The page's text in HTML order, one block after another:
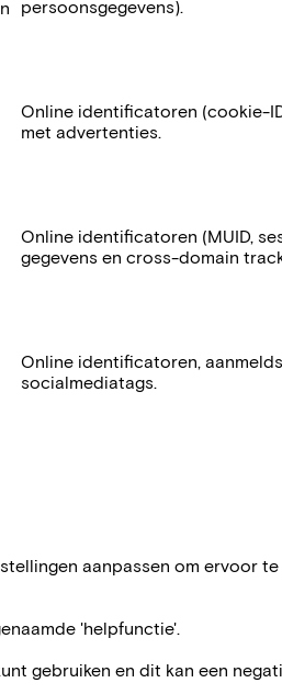
persoonsgegevens).
Online identificatoren (cookie-
met advertenties.
Online identificatoren (MUID,
gegevens en cross-domain
Online identificatoren,
socialmediatags.
aanpassen om ervoor
'helpfunctie'.
gebruiken en dit kan een